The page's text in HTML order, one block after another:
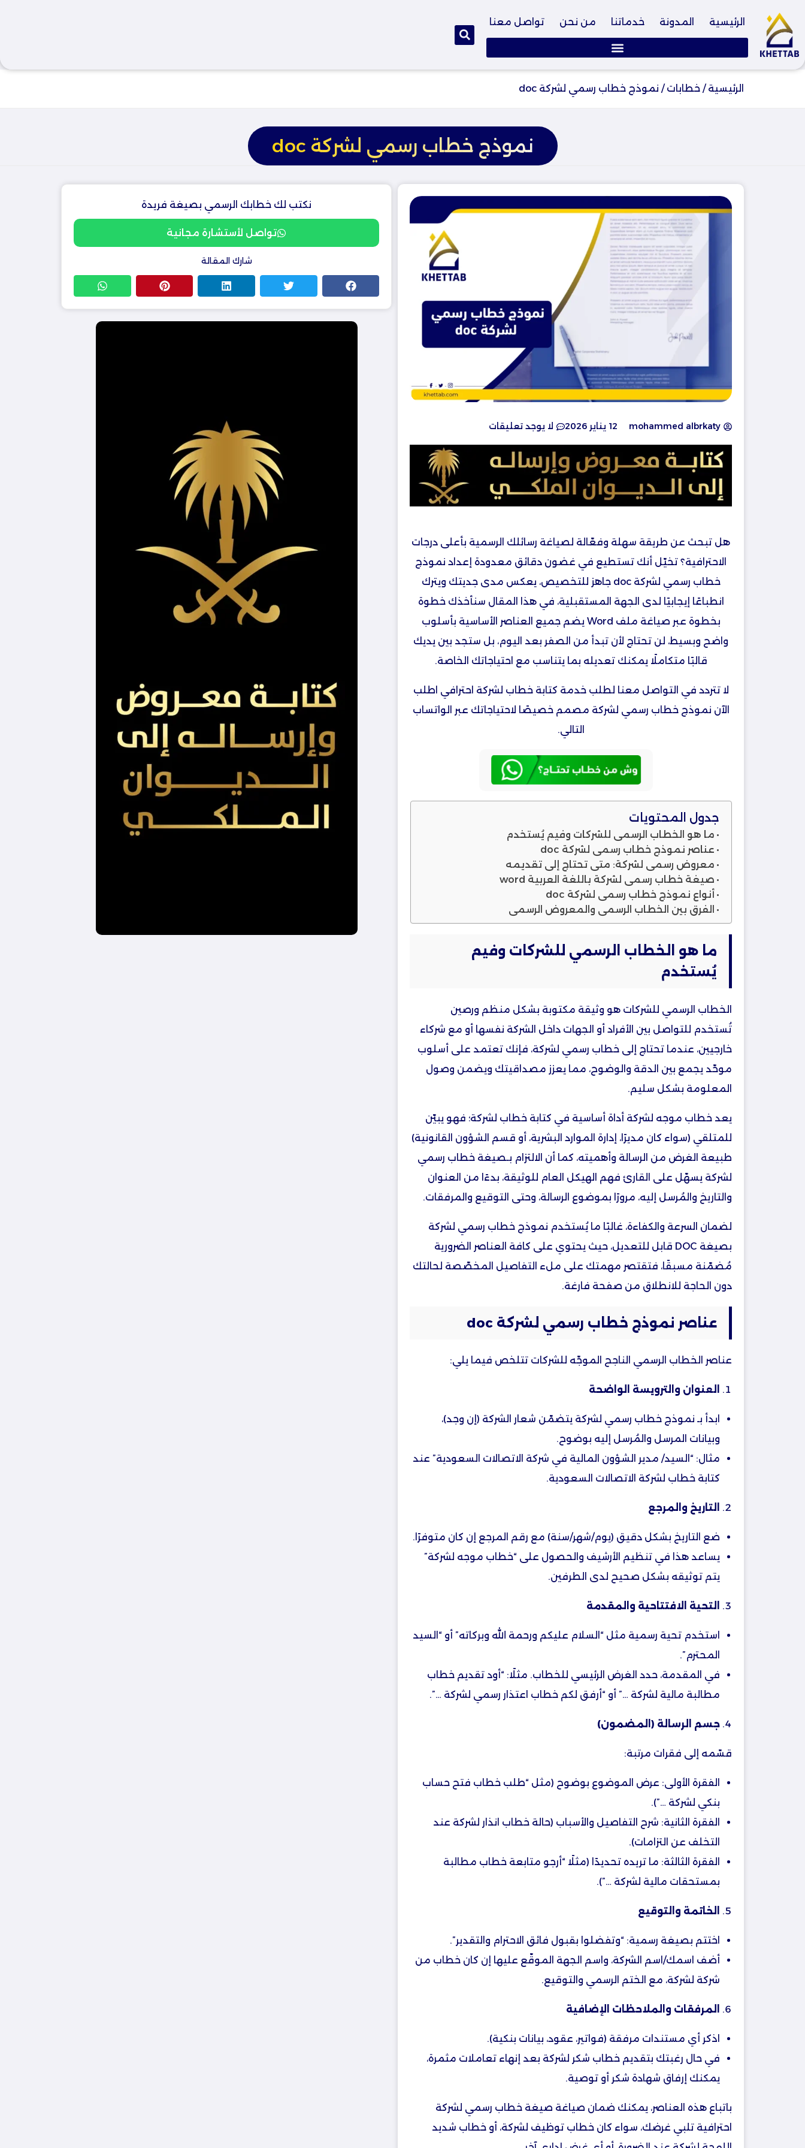
الرئيسية المدونة خدماتنا من نحن تواصل معنا
الرئيسية / خطابات / نموذج خطاب رسمي لشركة doc
نموذج خطاب رسمي لشركة doc
mohammed albrkaty 12 يناير 2026 لا يوجد تعليقات
هل تبحث عن طريقة سهلة وفعّالة لصياغة رسائلك الرسمية بأعلى درجات
الاحترافية؟ تخيّل أنك تستطيع في غضون دقائق معدودة إعداد نموذج
خطاب رسمي لشركة doc جاهز للتخصيص، يعكس مدى جديتك ويترك
انطباعًا إيجابيًا لدى الجهة المستقبلية، في هذا المقال سنأخذك خطوة
بخطوة عبر صياغة ملف Word يضم جميع العناصر الأساسية بأسلوب
واضح وبسيط، لن تحتاج لأن تبدأ من الصفر بعد اليوم، بل ستجد بين يديك
قالبًا متكاملًا يمكنك تعديله بما يتناسب مع احتياجاتك الخاصة.
لا تتردد في التواصل معنا لطلب خدمة كتابة خطاب لشركة احترافي اطلب
الآن نموذج خطاب رسمي لشركة مصمم خصيصًا لاحتياجاتك عبر الواتساب
التالي.
جدول المحتويات
ما هو الخطاب الرسمي للشركات وفيم يُستخدم
عناصر نموذج خطاب رسمي لشركة doc
معروض رسمي لشركة: متى تحتاج إلى تقديمه
صيغة خطاب رسمي لشركة باللغة العربية word
أنواع نموذج خطاب رسمي لشركة doc
الفرق بين الخطاب الرسمي والمعروض الرسمي
ما هو الخطاب الرسمي للشركات وفيم
يُستخدم
الخطاب الرسمي للشركات هو وثيقة مكتوبة بشكل منظم ورصين
تُستخدم للتواصل بين الأفراد أو الجهات داخل الشركة نفسها أو مع شركاء
خارجيين، عندما تحتاج إلى خطاب رسمي لشركة، فإنك تعتمد على أسلوب
موحّد يجمع بين الدقة والوضوح، مما يعزز مصداقيتك ويضمن وصول
المعلومة بشكل سليم.
يعد خطاب موجه لشركة أداة أساسية في كتابة خطاب لشركة؛ فهو يبيّن
للمتلقي (سواء كان مديرًا، إدارة الموارد البشرية، أو قسم الشؤون القانونية)
طبيعة الغرض من الرسالة وأهميته، كما أن الالتزام بـصيغة خطاب رسمي
لشركة يسهّل على القارئ فهم الهيكل العام للوثيقة، بدءًا من العنوان
والتاريخ والمُرسل إليه، مرورًا بموضوع الرسالة، وحتى التوقيع والمرفقات.
لضمان السرعة والكفاءة، غالبًا ما يُستخدم نموذج خطاب رسمي لشركة
بصيغة DOC قابل للتعديل، حيث يحتوي على كافة العناصر الضرورية
مُضمّنة مسبقًا، فتقتصر مهمتك على ملء التفاصيل المخصّصة لحالتك
دون الحاجة للانطلاق من صفحة فارغة.
عناصر نموذج خطاب رسمي لشركة
عناصر الخطاب الرسمي الناجح الموجّه للشركات تتلخص فيما يلي:
العنوان والترويسة الواضحة
ابدأ بـ نموذج خطاب رسمي لشركة يتضمّن شعار الشركة (إن وجد)،
وبيانات المرسل والمُرسل إليه بوضوح.
مثال: “السيد/ مدير الشؤون المالية في شركة الاتصالات السعودية” عند
كتابة خطاب لشركة الاتصالات السعودية.
التاريخ والمرجع
ضع التاريخ بشكل دقيق (يوم/شهر/سنة) مع رقم المرجع إن كان متوفرًا.
يساعد هذا في تنظيم الأرشيف والحصول على “خطاب موجه لشركة”
يتم توثيقه بشكل صحيح لدى الطرفين.
التحية الافتتاحية والمقدمة
استخدم تحية رسمية مثل “السلام عليكم ورحمة الله وبركاته” أو “السيد
المحترم”.
في المقدمة، حدد الغرض الرئيسي للخطاب. مثلًا: “أود تقديم خطاب
مطالبة مالية لشركة …” أو “أرفق لكم خطاب اعتذار رسمي لشركة …”.
جسم الرسالة (المضمون)
قسّمه إلى فقرات مرتبة:
الفقرة الأولى: عرض الموضوع بوضوح (مثل “طلب خطاب فتح حساب
بنكي لشركة …”).
الفقرة الثانية: شرح التفاصيل والأسباب (حالة خطاب انذار لشركة عند
التخلف عن التزامات).
الفقرة الثالثة: ما تريده تحديدًا (مثلًا “أرجو متابعة خطاب مطالبة
بمستحقات مالية لشركة …”).
الخاتمة والتوقيع
اختتم بصيغة رسمية: “وتفضلوا بقبول فائق الاحترام والتقدير”.
أضف اسمك/اسم الشركة، واسم الجهة الموقّع عليها إن كان خطاب من
شركة لشركة، مع الختم الرسمي والتوقيع.
المرفقات والملاحظات الإضافية
اذكر أي مستندات مرفقة (فواتير، عقود، بيانات بنكية).
في حال رغبتك بتقديم خطاب شكر لشركة بعد إنهاء تعاملات مثمرة،
يمكنك إرفاق شهادة شكر أو توصية.
باتباع هذه العناصر، يمكنك ضمان صياغة صيغة خطاب رسمي لشركة
احترافية تلبي غرضك، سواء كان خطاب توظيف لشركة، أو خطاب شديد
نكتب لك خطابك الرسمي بصيغة فريدة
تواصل لأستشارة مجانية
شارك المقالة